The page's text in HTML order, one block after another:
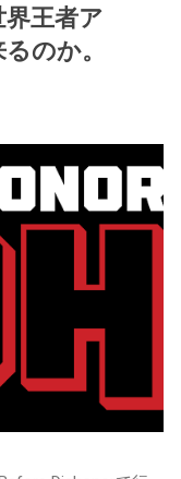
王者ア
のか。